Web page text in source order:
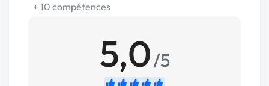
+ 10 compétences
5,0/5